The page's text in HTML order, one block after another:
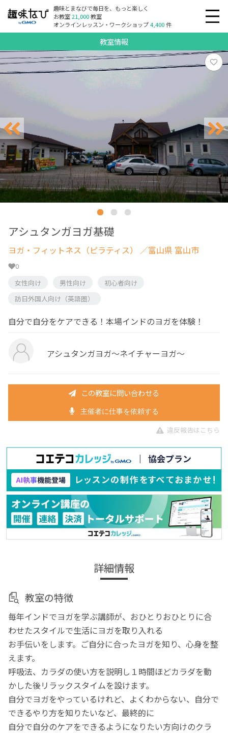
趣味とまなびで毎日を、もっと楽しく
お教室21,000教室
オンラインレッスン・ワークショップ4,400件
教室情報
アシュタンガヨガ基礎
ヨガ・フィットネス（ピラティス） ／富山県 富山市
0
女性向け
男性向け
初心者向け
訪日外国人向け（英語圏）
自分で自分をケアできる！本場インドのヨガを体験！
アシュタンガヨガ～ネイチャーヨガ～
この教室に問い合わせる
主催者に仕事を依頼する
違反報告はこちら
詳細情報
教室の特徴
毎年インドでヨガを学ぶ講師が、おひとりおひとりに合
わせたスタイルで生活にヨガを取り入れる
お手伝いをします。ご自分に合ったヨガを知り、心身を整
えます。
呼吸法、カラダの使い方を説明し１時間ほどカラダを動
かした後リラックスタイムを設けます。
自分でヨガをやっているけれど、よくわからない、自分で
できるやり方を知りたいなど、最終的に
自分で自分のケアをできるようになりたい方向けのクラ